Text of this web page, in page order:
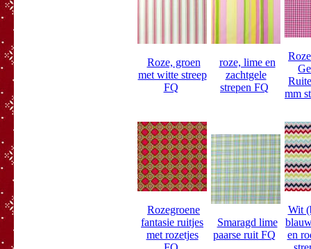
Roze, groen
met witte streep
FQ
roze, lime en
zachtgele
strepen FQ
mm
Rozegroene
fantasie ruitjes
met rozetjes
Smaragd lime
paarse ruit FQ
Wit
en